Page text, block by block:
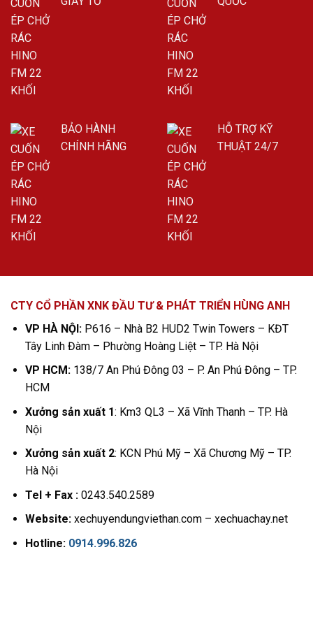
BẢO HÀNH
CHÍNH HÃNG
HỖ TRỢ KỸ
THUẬT 24/7
CTY CỔ PHẦN XNK ĐẦU TƯ & PHÁT TRIỂN HÙNG ANH
VP HÀ NỘI:P616 – Nhà B2 HUD2 Twin Towers – KĐT
Tây Linh Đàm – Phường Hoàng Liệt – TP. Hà Nội
VP HCM:138/7 An Phú Đông 03 – P. An Phú Đông – TP.
HCM
Xưởng sản xuất 1: Km3 QL3 – Xã Vĩnh Thanh – TP. Hà
Nội
Xưởng sản xuất 2: KCN Phú Mỹ – Xã Chương Mỹ – TP.
Hà Nội
Tel + Fax :0243.540.2589
Website:xechuyendungviethan.com – xechuachay.net
Hotline: 0914.996.826